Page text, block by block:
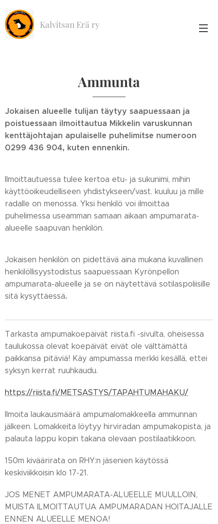
Kalvitsan Erä ry
Ammunta
Jokaisen alueelle tulijan täytyy saapuessaan ja
poistuessaan ilmoittautua Mikkelin varuskunnan
kenttäjohtajan apulaiselle puhelimitse numeroon
0299 436 904, kuten ennenkin.
Ilmoittautuessa tulee kertoa etu- ja sukunimi, mihin
käyttöoikeudelliseen yhdistykseen/vast. kuuluu ja mille
radalle on menossa. Yksi henkilö voi ilmoittaa
puhelimessa useamman samaan aikaan ampumarata-
alueelle saapuvan henkilön.
Jokaisen henkilön on pidettävä aina mukana kuvallinen
henkilöllisyystodistus saapuessaan Kyrönpellon
ampumarata-alueelle ja se on näytettävä sotilaspoliisille
sitä kysyttäessä.
Tarkasta ampumakoepäivät riista.fi -sivulta, oheisessa
taulukossa olevat koepäivät eivät ole välttämättä
paikkansa pitäviä! Käy ampumassa merkki kesällä, ettei
syksyn kerrat ruuhkaudu.
https://riista.fi/METSASTYS/TAPAHTUMAHAKU/
Ilmoita laukausmäärä ampumalomakkeella ammunnan
jälkeen. Lomakkeita löytyy hirviradan ampumakopista, ja
palauta lappu kopin takana olevaan postilaatikkoon.
150m kiväärirata on RHY:n jäsenien käytössä
keskiviikkoisin klo 17-21.
JOS MENET AMPUMARATA-ALUEELLE MUULLOIN,
MUISTA ILMOITTAUTUA AMPUMARADAN HOITAJALLE
ENNEN ALUEELLE MENOA!